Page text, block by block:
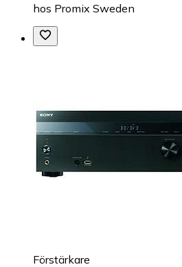
hos Promix Sweden
Förstärkare